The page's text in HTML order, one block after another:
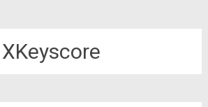
XKeyscore